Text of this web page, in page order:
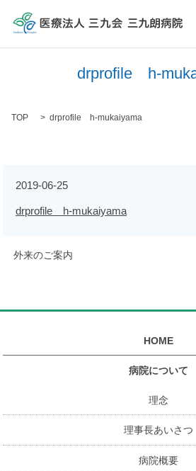
drprofile h-
TOP drprofile h-mukaiyama
2019-06-25
drprofile h-mukaiyama
外来のご案内
HOME
病院について
理念
理事長あいさつ
病院概要